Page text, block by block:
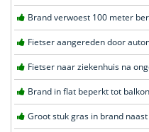
Brand verwoest 100 meter
Fietser aangereden door
Fietser naar ziekenhuis na
Brand in flat beperkt tot